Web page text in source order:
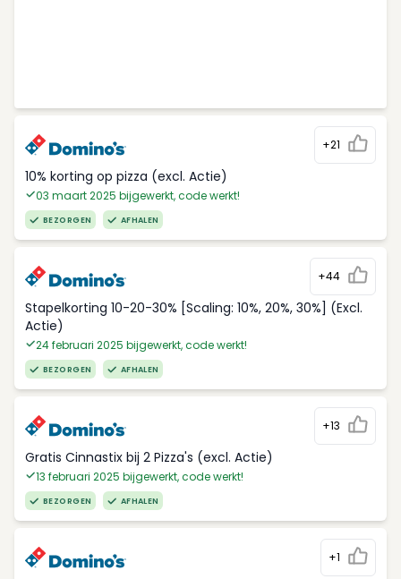
+21
10% korting op pizza (excl. Actie)
03 maart 2025 bijgewerkt, code werkt!
BEZORGEN AFHALEN
+44
Stapelkorting 10-20-30% [Scaling: 10%, 20%, 30%] (Excl.
Actie)
24 februari 2025 bijgewerkt, code werkt!
BEZORGEN AFHALEN
+13
Gratis Cinnastix bij 2 Pizza's (excl. Actie)
13 februari 2025 bijgewerkt, code werkt!
BEZORGEN AFHALEN
+1